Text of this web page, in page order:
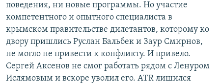
поведения, ни новые программы. Но участие
компетентного и опытного специалиста в
крымском правительстве дилетантов, которому ко
двору пришлись Руслан Бальбек и Заур Смирнов,
не могло не привести к конфликту. И привело.
Сергей Аксенов не смог работать рядом с Ленуром
Ислямовым и вскоре уволил его. ATR лишился